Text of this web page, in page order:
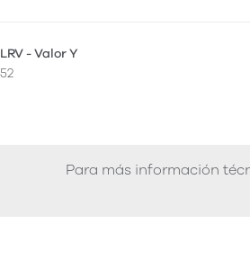
LRV - Valor Y
52
Para más información